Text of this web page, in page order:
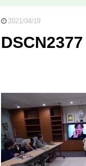
2021/04/19
DSCN2377